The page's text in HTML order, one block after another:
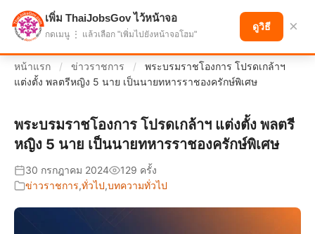
แบ่งปันโอกาส เพื่ออนาคตที่ก้าวหน้า
หน้าแรก / ข่าวราชการ /
พระบรมราชโองการ โปรดเกล้าฯ
แต่งตั้ง พลตรีหญิง 5 นาย เป็นนายทหารราชองครักษ์พิเศษ
พระบรมราชโองการ โปรดเกล้าฯ แต่งตั้ง พลตรี
หญิง 5 นาย เป็นนายทหารราชองครักษ์พิเศษ
30 กรกฎาคม 2024
129 ครั้ง
ข่าวราชการ,ทั่วไป,บทความทั่วไป
เพิ่ม ThaiJobsGov ไว้หน้าจอ
กดเมนู ⋮ แล้วเลือก "เพิ่มไปยังหน้าจอโฮม"
ดูวิธี ×